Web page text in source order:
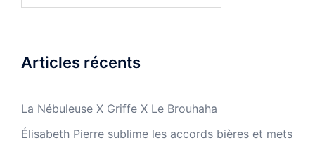
Articles récents
La Nébuleuse X Griffe X Le Brouhaha
Élisabeth Pierre sublime les accords bières et mets